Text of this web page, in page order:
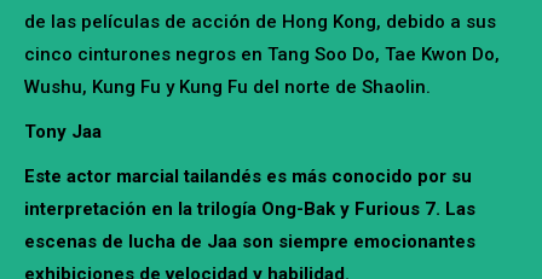
de las películas de acción de Hong Kong, debido a sus
cinco cinturones negros en Tang Soo Do, Tae Kwon Do,
Wushu, Kung Fu y Kung Fu del norte de Shaolin.
Tony Jaa
Este actor marcial tailandés es más conocido por su
interpretación en la trilogía Ong-Bak y Furious 7. Las
escenas de lucha de Jaa son siempre emocionantes
exhibiciones de velocidad y habilidad.